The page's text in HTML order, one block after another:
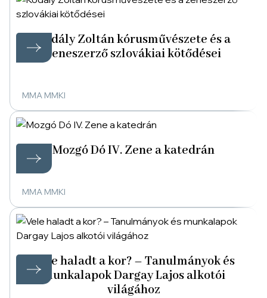
Kodály Zoltán kórusművészete és a
zeneszerző szlovákiai kötődései
MMA MMKI
Mozgó Dó IV. Zene a katedrán
MMA MMKI
Vele haladt a kor? – Tanulmányok és
munkalapok Dargay Lajos alkotói
világához